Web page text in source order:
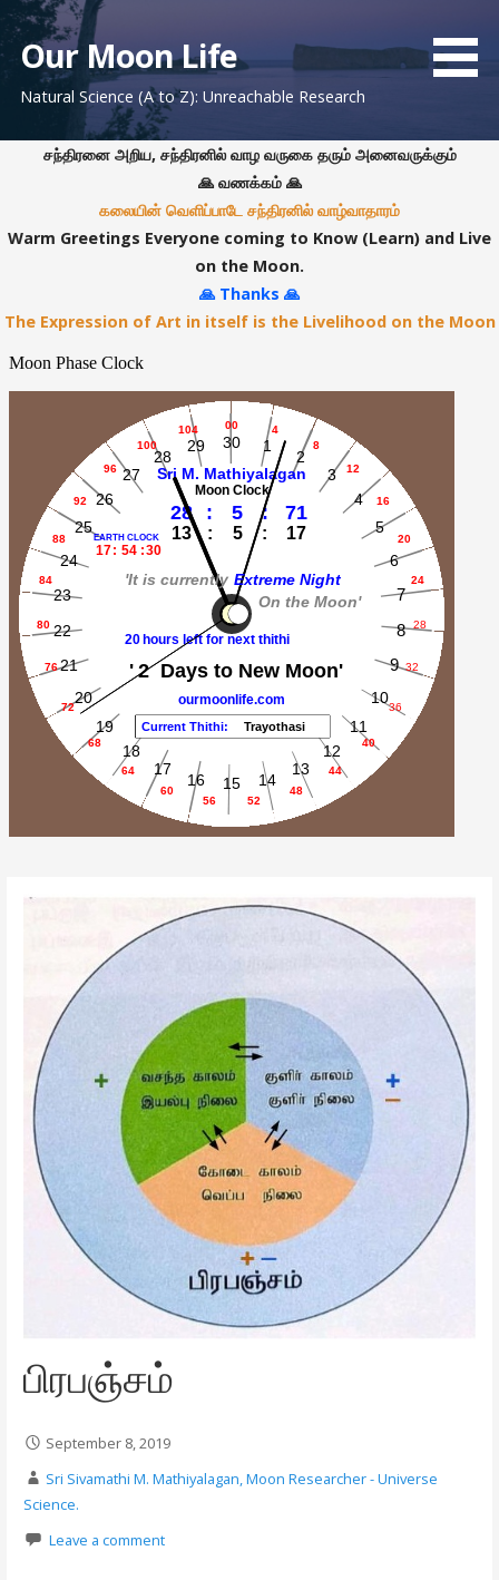
n
n
Our Moon Life
Natural Science (A to Z): Unreachable Research
சந்திரனை அறிய, சந்திரனில் வாழ வருகை தரும் அனைவருக்கும்
🙏 வணக்கம் 🙏
கலையின் வெளிப்பாடே சந்திரனில் வாழ்வாதாரம்
Warm Greetings Everyone coming to Know (Learn) and Live
on the Moon.
🙏 Thanks 🙏
The Expression of Art in itself is the Livelihood on the Moon
பிரபஞ்சம்
September 8, 2019
Sri Sivamathi M. Mathiyalagan, Moon Researcher - Universe
Science.
Leave a comment